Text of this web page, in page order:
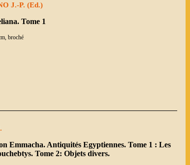
J.-P. (Ed.)
Tome 1
broché
Emmacha. Antiquités Egyptiennes. Tome 1 : Les
Tome 2: Objets divers.